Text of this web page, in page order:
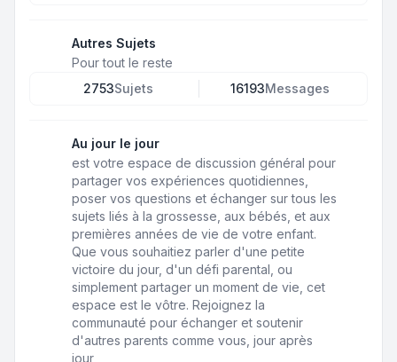
Autres Sujets
Pour tout le reste
2753Sujets 16193Messages
Au jour le jour
est votre espace de discussion général pour
partager vos expériences quotidiennes,
poser vos questions et échanger sur tous les
sujets liés à la grossesse, aux bébés, et aux
premières années de vie de votre enfant.
Que vous souhaitiez parler d'une petite
victoire du jour, d'un défi parental, ou
simplement partager un moment de vie, cet
espace est le vôtre. Rejoignez la
communauté pour échanger et soutenir
d'autres parents comme vous, jour après
jour